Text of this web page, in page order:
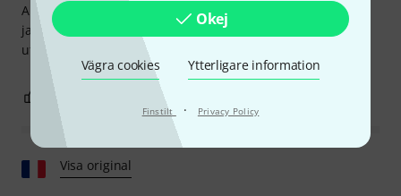
Okej
Vägra cookies Ytterligare information
Finstilt · Privacy Policy
Använd tunern som en ersättning i en Squire 5-strängad
jazzbas. Enkel installation, högkvalitativ del, rent
utförande... 5 stjärnor!
ANMÄL RECENSION
Visa original